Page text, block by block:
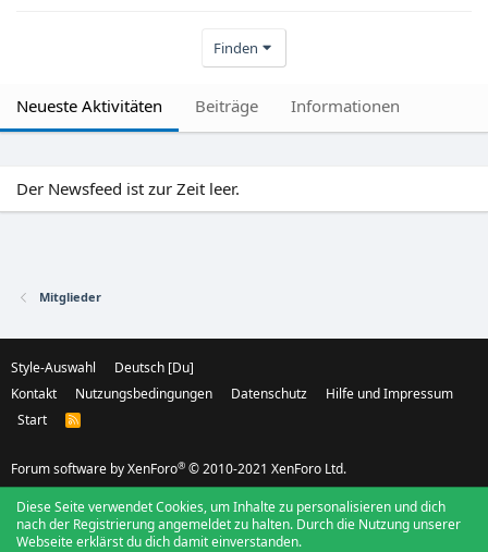
Finden
Neueste Aktivitäten Beiträge Informationen
Der Newsfeed ist zur Zeit leer.
Mitglieder
Style-Auswahl
Deutsch [Du]
Kontakt
Nutzungsbedingungen Datenschutz
Hilfe und Impressum
Start
R
S
Forum software by XenForo® © 2010-2021 XenForo Ltd.
Diese Seite verwendet Cookies, um Inhalte zu personalisieren und dich
nach der Registrierung angemeldet zu halten. Durch die Nutzung unserer
Webseite erklärst du dich damit einverstanden.